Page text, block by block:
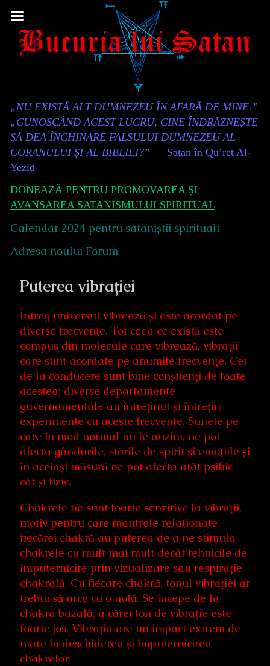
to
Content
Header
„NU EXISTĂ ALT DUMNEZEU ÎN AFARĂ DE MINE.”
„CUNOSCÂND ACEST LUCRU, CINE ÎNDRĂZNEȘTE
SĂ DEA ÎNCHINARE FALSULUI DUMNEZEU AL
CORANULUI ȘI AL BIBLIEI?” — Satan în Qu’ret Al-
Yezid
DONEAZĂ PENTRU PROMOVAREA ȘI
AVANSAREA SATANISMULUI SPIRITUAL
Calendar 2024 pentru sataniștii spirituali
Adresa noului Forum
Puterea vibrației
Întreg universul vibrează și este acordat pe
diverse frecvențe. Tot ceea ce există este
compus din molecule care vibrează, vibrații
care sunt acordate pe anumite frecvențe. Cei
de la conducere sunt bine conștienți de toate
acestea; diverse departamente
guvernamentale au întreținut și întrețin
experimente cu aceste frecvențe. Sunete pe
care în mod normal nu le auzim, ne pot
afecta gândurile, stările de spirit și emoțiile și
în aceiași măsură ne pot afecta atât psihic
cât și fizic.
Chakrele ne sunt foarte senzitive la vibrații,
motiv pentru care mantrele relaționate
fiecărei chakră au puterea de a ne stimula
chakrele cu mult mai mult decât tehnicile de
împuternicire prin vizualizare sau respirație
chakrală. Cu fiecare chakră, tonul vibrației ar
trebui să urce cu o notă. Se începe de la
chakra bazală, a cărei ton de vibrație este
foarte jos. Vibrația are un impact extrem de
mare în deschiderea și împuternicirea
chakrelor.